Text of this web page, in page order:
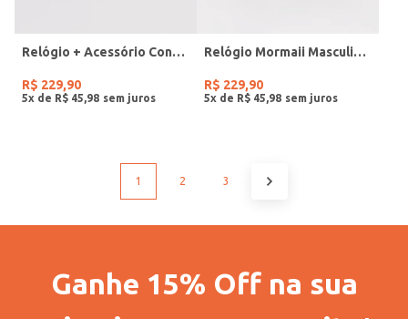
Relógio + Acessório Condor Feminino PRATA
R$ 229,90
5x de R$ 45 98
Relógio Mormaii Masculino PRETO
R$ 229,90
5x de R$ 45 98
1 2 3
Ganhe 15% Off na sua